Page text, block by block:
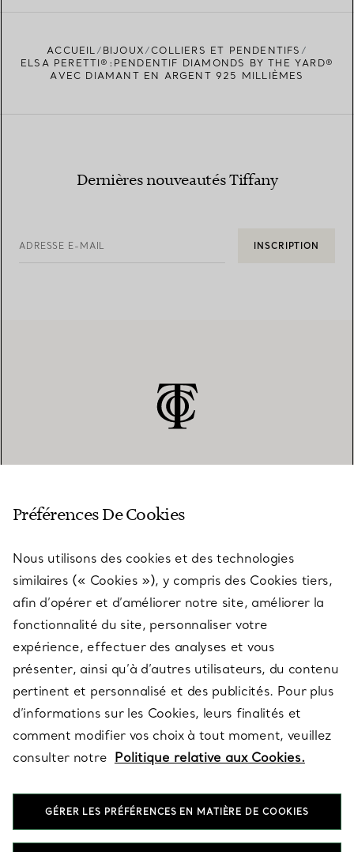
TROUVEZ LA BOUTIQUE LA PLUS PROCHE
ACCUEIL BIJOUX
COLLIERS ET PENDENTIFS
ELSA PERETTI®:PENDENTIF DIAMONDS BY THE YARD®
AVEC DIAMANT EN ARGENT 925 MILLIÈMES
Dernières nouveautés Tiffany
ADRESSE E-MAIL INSCRIPTION
SERVICES
À PROPOS
QUESTIONS LÉGALES
SUIVEZ-NOUS
Préférences De Cookies
Nous utilisons des cookies et des technologies
similaires (« Cookies »), y compris des Cookies tiers,
afin d’opérer et d’améliorer notre site, améliorer la
fonctionnalité du site, personnaliser votre
expérience, effectuer des analyses et vous
présenter, ainsi qu’à d’autres utilisateurs, du contenu
pertinent et personnalisé et des publicités. Pour plus
d’informations sur les Cookies, leurs finalités et
comment modifier vos choix à tout moment, veuillez
consulter notre Politique relative aux Cookies.
GÉRER LES PRÉFÉRENCES EN MATIÈRE DE COOKIES